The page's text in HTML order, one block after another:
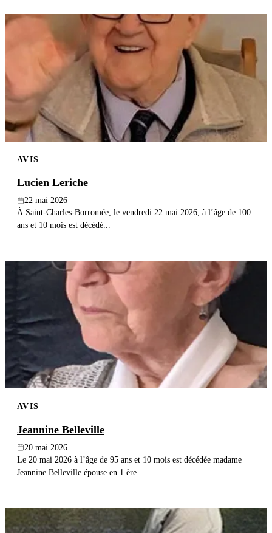
AVIS
Lucien Leriche
22 mai 2026
À Saint-Charles-Borromée, le vendredi 22 mai 2026, à l’âge de 100
ans et 10 mois est décédé...
AVIS
Jeannine Belleville
20 mai 2026
Le 20 mai 2026 à l’âge de 95 ans et 10 mois est décédée madame
Jeannine Belleville épouse en 1 ère...